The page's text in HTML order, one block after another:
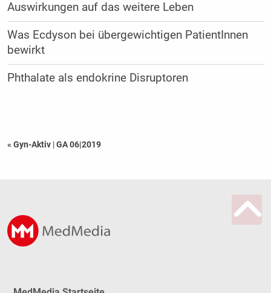
Auswirkungen auf das weitere Leben
Was Ecdyson bei übergewichtigen PatientInnen
bewirkt
Phthalate als endokrine Disruptoren
« Gyn-Aktiv |GA 06|2019